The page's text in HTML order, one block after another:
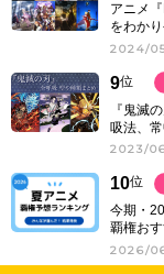
アニメ
をわか
2024/
9位
『鬼滅
吸法、
2023/
10位
今期・
覇権お
結果発
2026/